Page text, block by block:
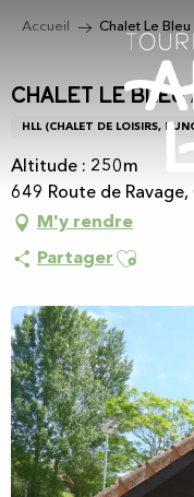
principal
Accueil Chalet Le Bleu
Chalet Le Bleu
HLL (CHALET DE LOISIRS,
Altitude : 250m
649 Route de
M'y rendre
Partager Ajouter